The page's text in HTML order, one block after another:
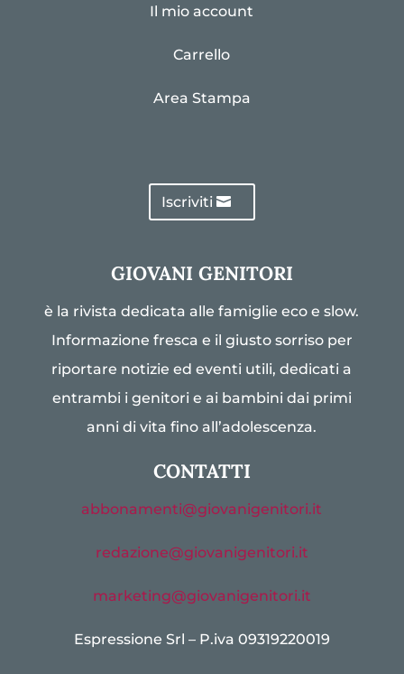
Il mio account
Carrello
Area Stampa
Iscriviti
GIOVANI GENITORI
è la rivista dedicata alle famiglie eco e slow.
Informazione fresca e il giusto sorriso per
riportare notizie ed eventi utili, dedicati a
entrambi i genitori e ai bambini dai primi
anni di vita fino all’adolescenza.
CONTATTI
abbonamenti@giovanigenitori.it
redazione@giovanigenitori.it
marketing@giovanigenitori.it
Espressione Srl – P.iva 09319220019